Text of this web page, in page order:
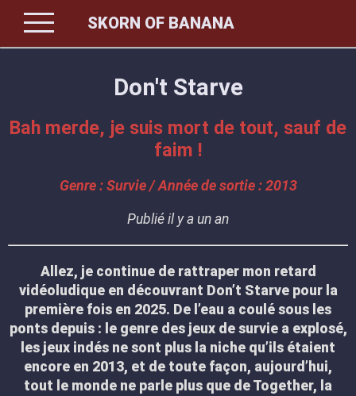
menu SKORN OF BANANA
Don't Starve
Bah merde, je suis mort de tout, sauf de
faim !
Genre : Survie / Année de sortie : 2013
Publié il y a un an
Allez, je continue de rattraper mon retard
vidéoludique en découvrant Don’t Starve pour la
première fois en 2025. De l’eau a coulé sous les
ponts depuis : le genre des jeux de survie a explosé,
les jeux indés ne sont plus la niche qu’ils étaient
encore en 2013, et de toute façon, aujourd’hui,
tout le monde ne parle plus que de Together, la